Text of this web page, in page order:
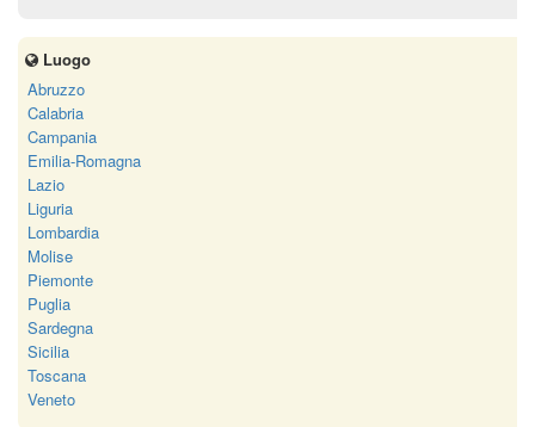
Luogo
Abruzzo
Calabria
Campania
Emilia-Romagna
Lazio
Liguria
Lombardia
Molise
Piemonte
Puglia
Sardegna
Sicilia
Toscana
Veneto